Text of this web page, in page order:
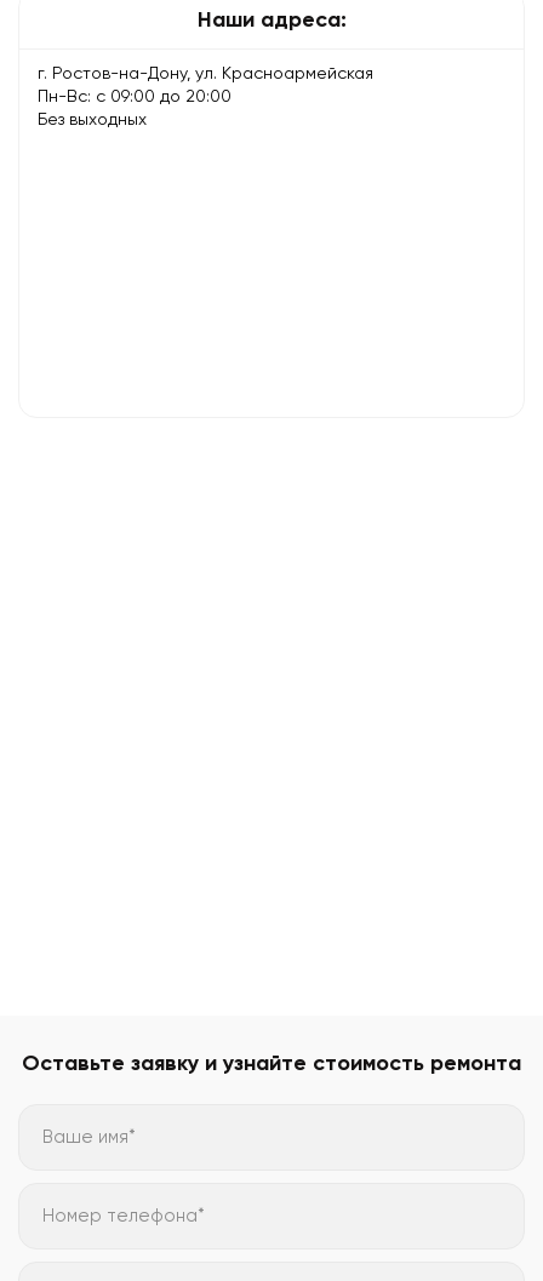
Наши адреса:
г. Ростов-на-Дону, ул. Красноармейская
Пн-Вс: с 09:00 до 20:00
Без выходных
Оставьте заявку и узнайте стоимость ремонта
Ваше имя*
Номер телефона*